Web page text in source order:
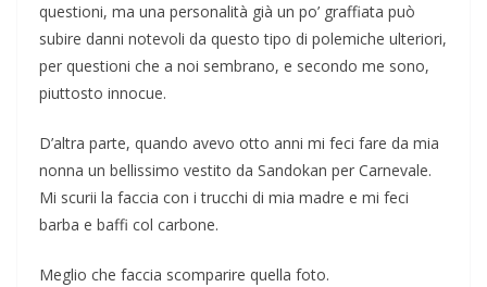
questioni, ma una personalità già un po’ graffiata può
subire danni notevoli da questo tipo di polemiche ulteriori,
per questioni che a noi sembrano, e secondo me sono,
piuttosto innocue.
D’altra parte, quando avevo otto anni mi feci fare da mia
nonna un bellissimo vestito da Sandokan per Carnevale.
Mi scurii la faccia con i trucchi di mia madre e mi feci
barba e baffi col carbone.
Meglio che faccia scomparire quella foto.